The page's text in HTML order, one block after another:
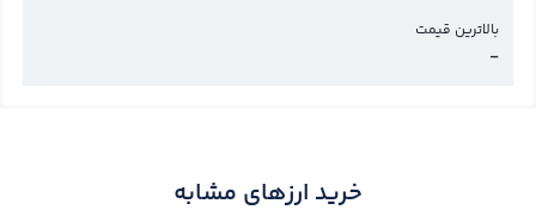
بالاترین قیمت
-
خرید ارزهای مشابه